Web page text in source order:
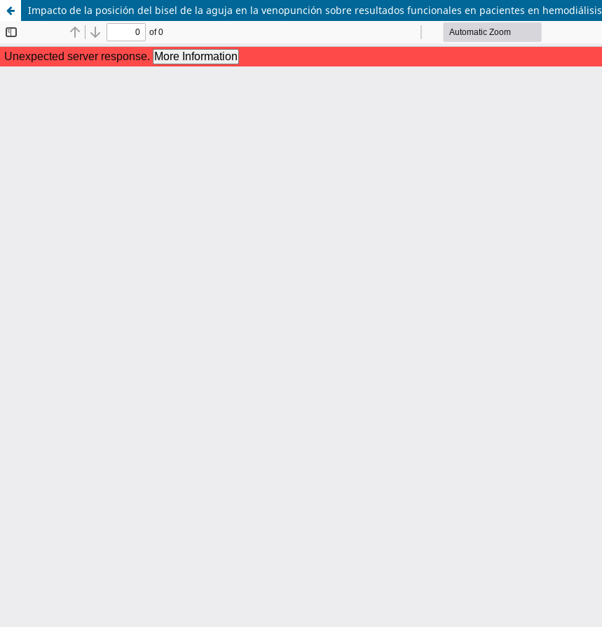
Impacto de la posición del bisel de la aguja en la venopunción sobre resultados funcionales en pacientes en hemodiálisis